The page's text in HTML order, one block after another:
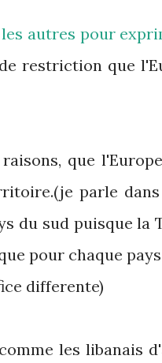
autres pour
restriction que
que
parle
du sud puisque la
pour chaque
differente)
les libanais